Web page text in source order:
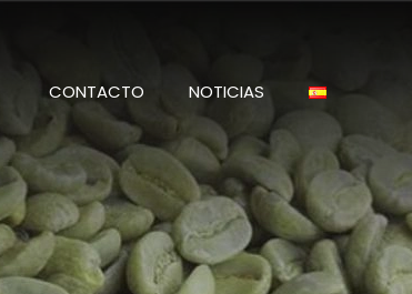
CONTACTO NOTICIAS